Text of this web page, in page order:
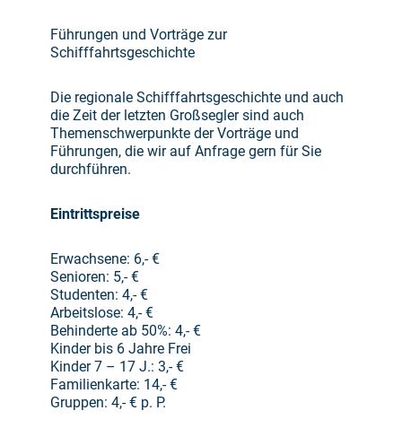
Führungen und Vorträge zur
Schifffahrtsgeschichte
Die regionale Schifffahrtsgeschichte und auch
die Zeit der letzten Großsegler sind auch
Themenschwerpunkte der Vorträge und
Führungen, die wir auf Anfrage gern für Sie
durchführen.
Eintrittspreise
Erwachsene: 6,- €
Senioren: 5,- €
Studenten: 4,- €
Arbeitslose: 4,- €
Behinderte ab 50%: 4,- €
Kinder bis 6 Jahre Frei
Kinder 7 – 17 J.: 3,- €
Familienkarte: 14,- €
Gruppen: 4,- € p. P.